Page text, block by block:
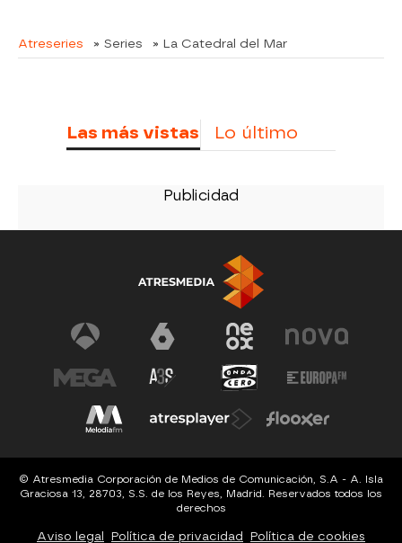
Atreseries » Series » La Catedral del Mar
Las más vistas Lo último
© Atresmedia Corporación de Medios de Comunicación, S.A - A. Isla
Graciosa 13, 28703, S.S. de los Reyes, Madrid. Reservados todos los
derechos
Aviso legal Política de privacidad Política de cookies